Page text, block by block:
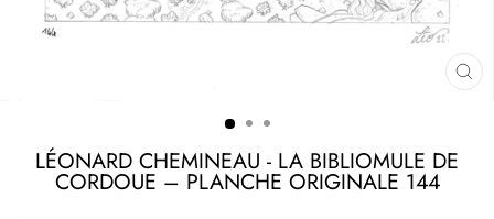
LÉONARD CHEMINEAU - LA BIBLIOMULE DE
CORDOUE – PLANCHE ORIGINALE 144